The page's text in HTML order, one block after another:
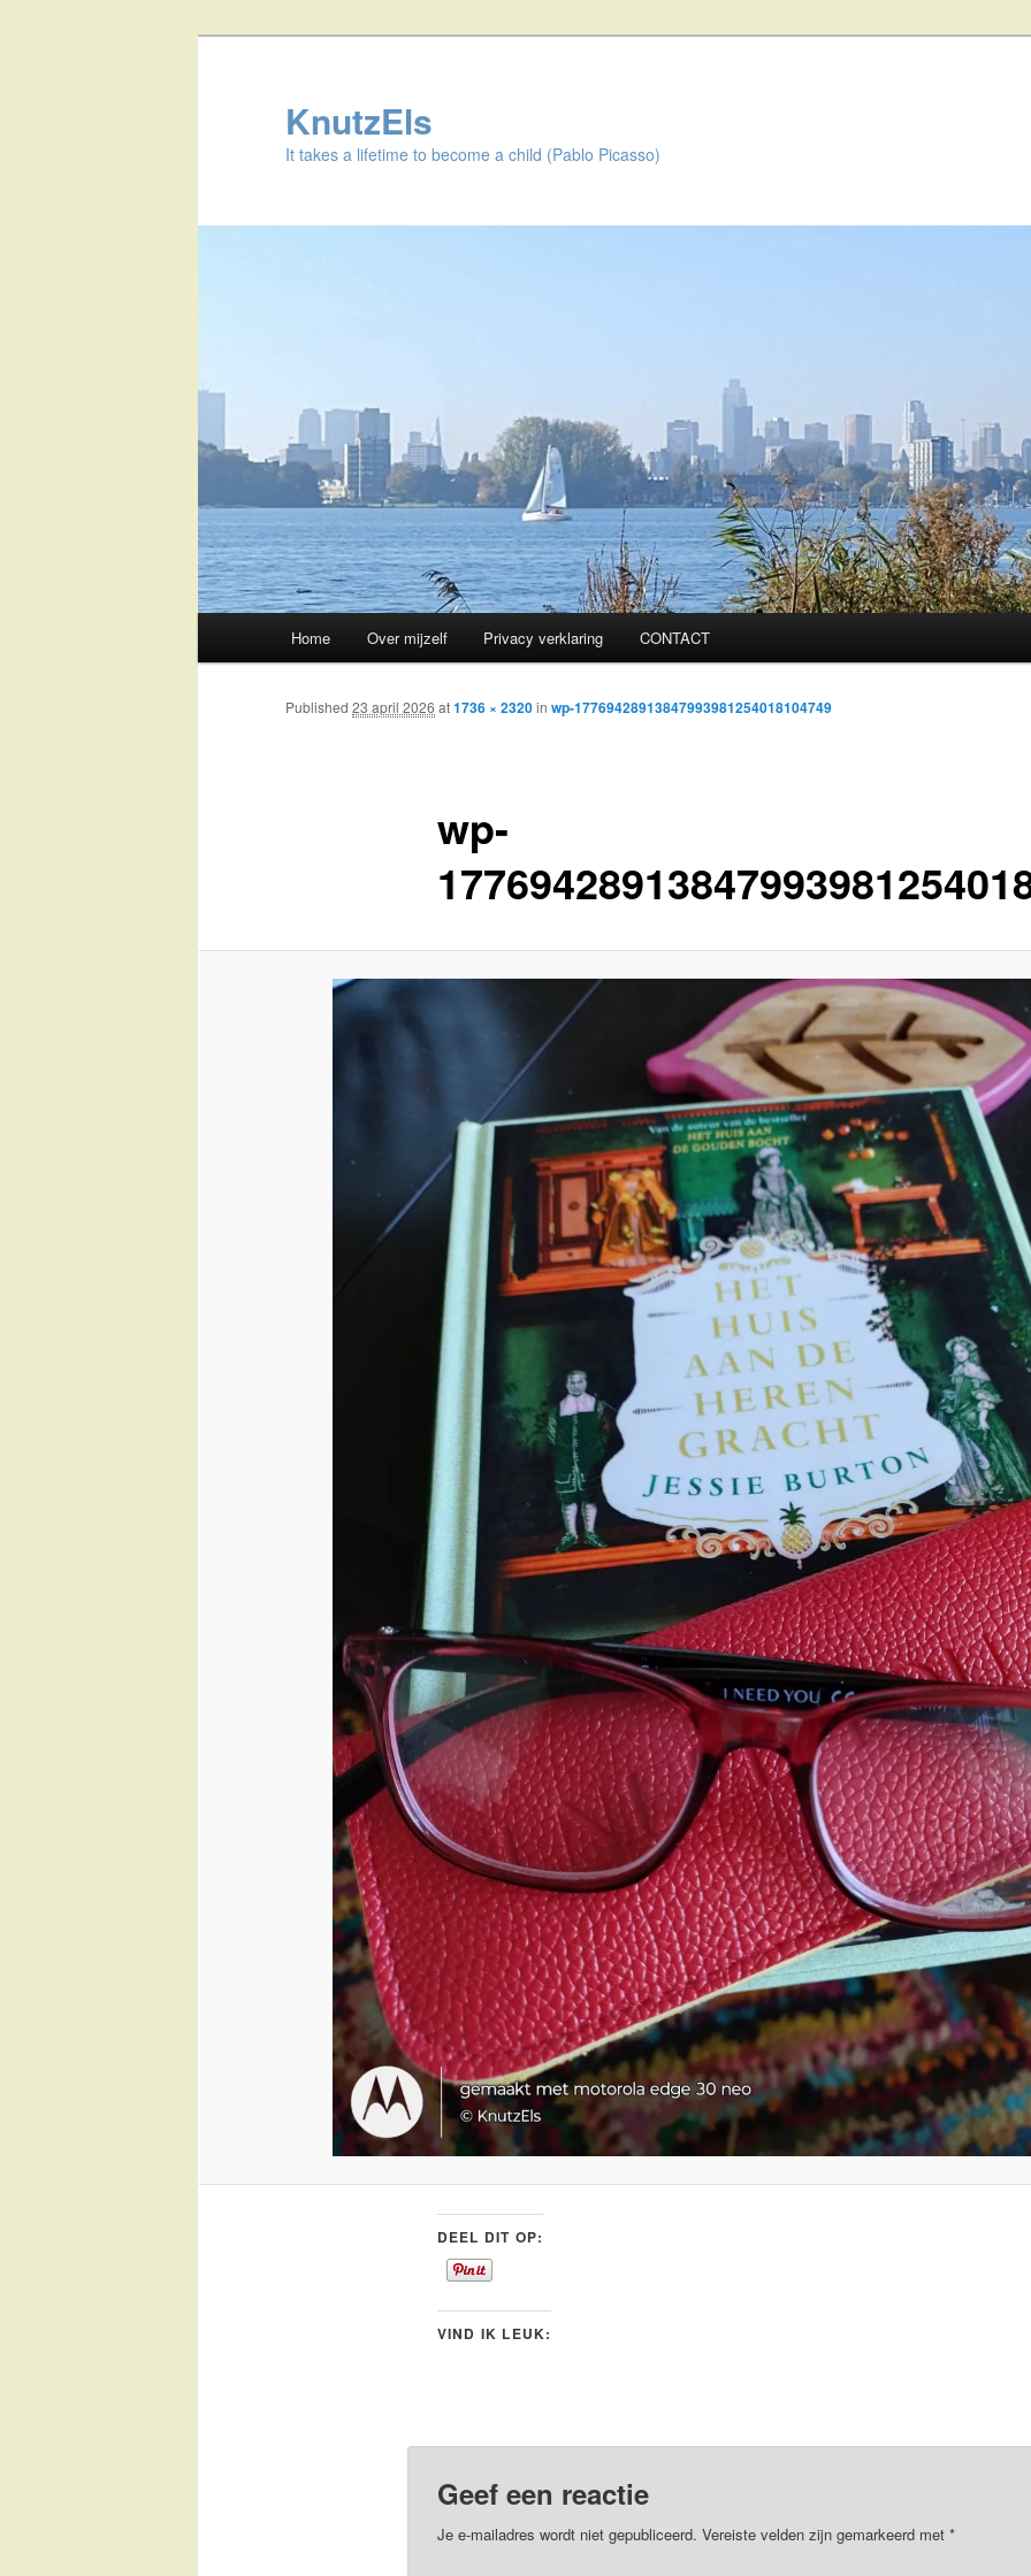
KnutzEls
It takes a lifetime to become a child (Pablo Picasso)
Skip
to
Home Over mijzelf Privacy verklaring CONTACT
wp-
Published 23 april 2026 at1736 × 2320in wp-17769428913847993981254018104749
DEEL DIT OP:
VIND IK LEUK:
Geef een reactie
Je e-mailadres wordt niet gepubliceerd. Vereiste velden zijn gemarkeerd met *